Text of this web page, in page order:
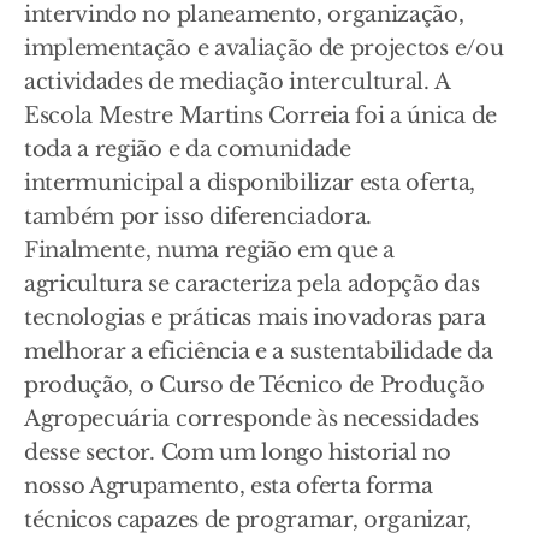
intervindo no planeamento, organização,
implementação e avaliação de projectos e/ou
actividades de mediação intercultural. A
Escola Mestre Martins Correia foi a única de
toda a região e da comunidade
intermunicipal a disponibilizar esta oferta,
também por isso diferenciadora.
Finalmente, numa região em que a
agricultura se caracteriza pela adopção das
tecnologias e práticas mais inovadoras para
melhorar a eficiência e a sustentabilidade da
produção, o Curso de Técnico de Produção
Agropecuária corresponde às necessidades
desse sector. Com um longo historial no
nosso Agrupamento, esta oferta forma
técnicos capazes de programar, organizar,